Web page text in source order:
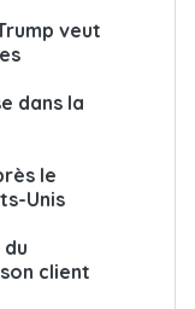
veut
dans la
le
Unis
du
client